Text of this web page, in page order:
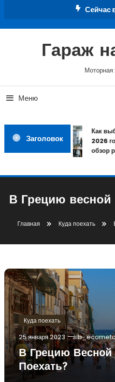
Сейчас
Гараж
Моторная
Меню
Заголовок
Как
2026
обзор
В Грецию весной
Главная Куда поехать
Куда поехать
25 января 2023
В Грецию Весной
Поехать?